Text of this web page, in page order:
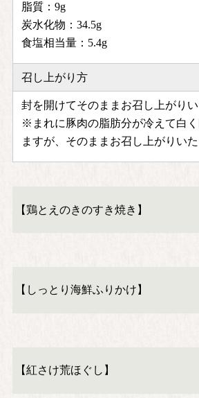
脂質：9g
炭水化物：34.5g
食塩相当量：5.4g
召し上がり方
封を開けてそのままお召し上がりい
※まれに豚肉の脂肪分が冷えて白
ますが、そのままお召し上がりいた
【鶏とえのきのすき焼き】
【しっとり海鮮ふりかけ】
【紅さけ荒ほぐし】